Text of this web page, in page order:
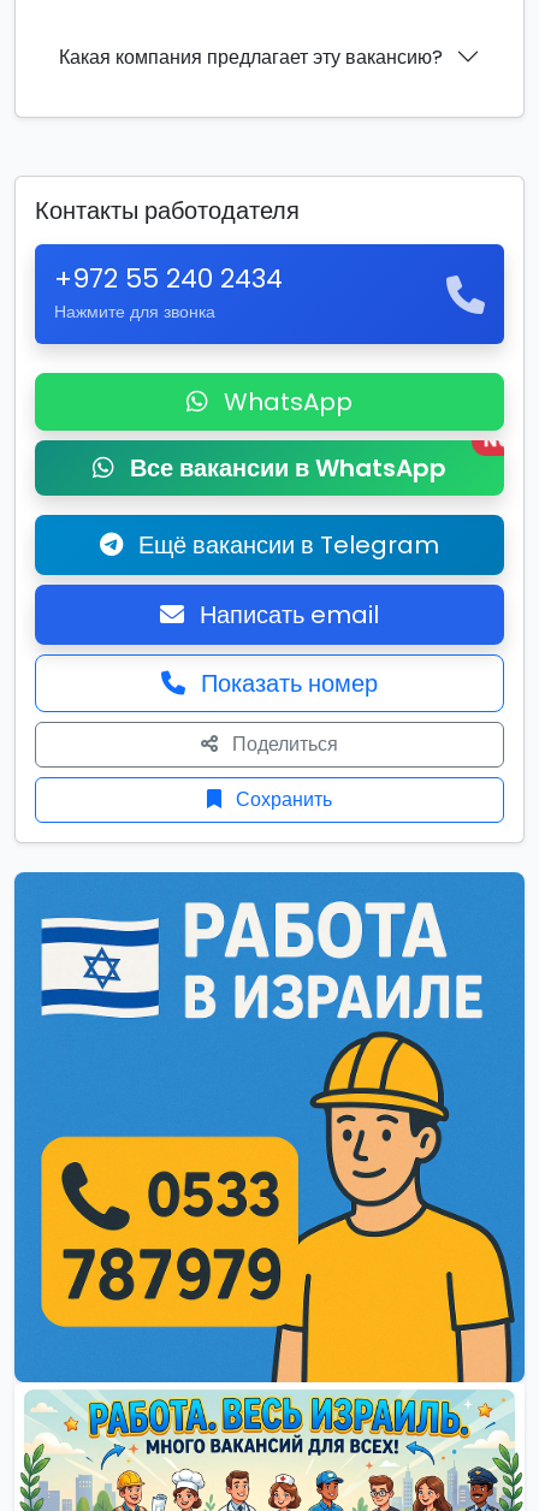
Какая компания предлагает эту вакансию?
Контакты работодателя
+972 55 240 2434
Нажмите для звонка
WhatsApp
Все вакансии в WhatsApp
New
Ещё вакансии в Telegram
Написать email
Показать номер
Поделиться
Сохранить